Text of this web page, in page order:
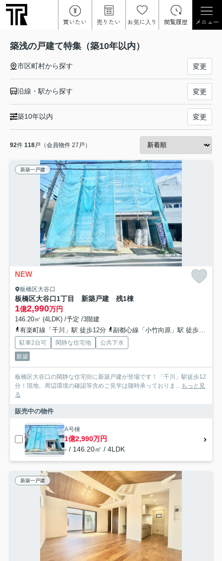
買いたい 売りたい お気に入り 閲覧履歴 メニュー
築浅の戸建て特集（築10年以内）
市区町村から探す 変更
沿線・駅から探す 変更
築10年以内 変更
92件 118戸（会員物件 27戸）
新築一戸建
NEW
板橋区大谷口
板橋区大谷口1丁目 新築戸建 残1棟
1億2,990万円
146.20㎡ (4LDK) /予定 /3階建
有楽町線「千川」駅 徒歩12分
副都心線「小竹向原」駅 徒歩18分
駐車2台可 閑静な住宅地
公共下水
新築
板橋区大谷口の閑静な住宅街に新築戸建が登場です！「千川」駅徒歩12
分！現地、周辺環境の確認等含めご見学は随時承っておりま...
もっと見
る
販売中の物件
A号棟
1億2,990万円
- / 146.20㎡ / 4LDK
新築一戸建